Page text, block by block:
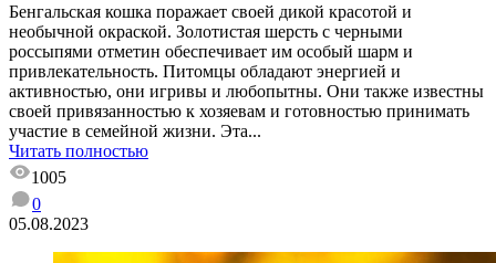
Бенгальская кошка поражает своей дикой красотой и
необычной окраской. Золотистая шерсть с черными
россыпями отметин обеспечивает им особый шарм и
привлекательность. Питомцы обладают энергией и
активностью, они игривы и любопытны. Они также известны
своей привязанностью к хозяевам и готовностью принимать
участие в семейной жизни. Эта...
Читать полностью
1005
0
05.08.2023